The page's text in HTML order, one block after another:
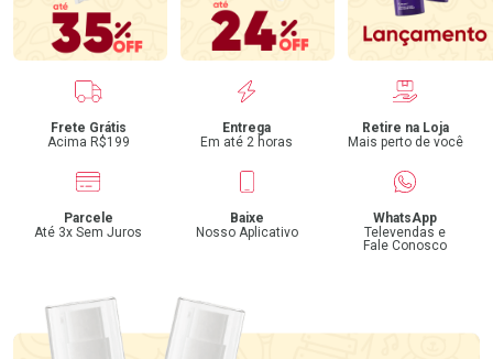
Benefícios
Frete Grátis
Acima R$199
Entrega
Em até 2 horas
Retire na Loja
Mais perto de você
Parcele
Até 3x Sem Juros
Baixe
Nosso Aplicativo
WhatsApp
Televendas e
Fale Conosco